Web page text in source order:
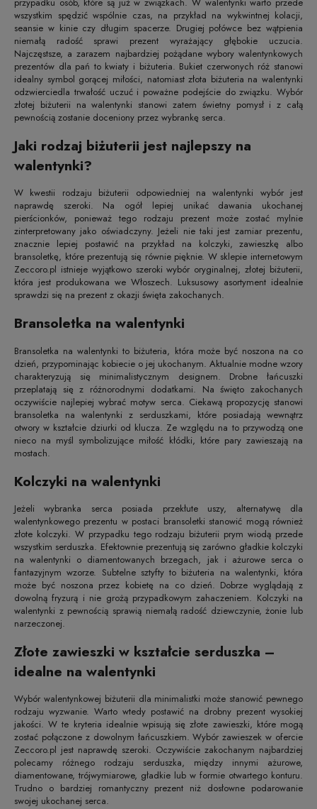
wszystkim spędzić wspólnie czas, na przykład na wykwintnej kolacji,
seansie w kinie czy długim spacerze. Drugiej połówce bez wątpienia
niemałą radość sprawi prezent wyrażający głębokie uczucia.
Najczęstsze, a zarazem najbardziej pożądane wybory walentynkowych
prezentów dla pań to kwiaty i biżuteria. Bukiet czerwonych róż stanowi
idealny symbol gorącej miłości, natomiast złota biżuteria na walentynki
odzwierciedla trwałość uczuć i poważne podejście do związku. Wybór
złotej biżuterii na walentynki stanowi zatem świetny pomysł i z całą
pewnością zostanie doceniony przez wybrankę serca.
Jaki rodzaj biżuterii jest najlepszy na
walentynki?
W kwestii rodzaju biżuterii odpowiedniej na walentynki wybór jest
naprawdę szeroki. Na ogół lepiej unikać dawania ukochanej
pierścionków, ponieważ tego rodzaju prezent może zostać mylnie
zinterpretowany jako oświadczyny. Jeżeli nie taki jest zamiar prezentu,
znacznie lepiej postawić na przykład na kolczyki, zawieszkę albo
bransoletkę, które prezentują się równie pięknie. W sklepie internetowym
Zeccoro.pl istnieje wyjątkowo szeroki wybór oryginalnej, złotej biżuterii,
która jest produkowana we Włoszech. Luksusowy asortyment idealnie
sprawdzi się na prezent z okazji święta zakochanych.
Bransoletka na walentynki
Bransoletka na walentynki to biżuteria, która może być noszona na co
dzień, przypominając kobiecie o jej ukochanym. Aktualnie modne wzory
charakteryzują się minimalistycznym designem. Drobne łańcuszki
przeplatają się z różnorodnymi dodatkami. Na święto zakochanych
oczywiście najlepiej wybrać motyw serca. Ciekawą propozycję stanowi
bransoletka na walentynki z serduszkami, które posiadają wewnątrz
otwory w kształcie dziurki od klucza. Ze względu na to przywodzą one
nieco na myśl symbolizujące miłość kłódki, które pary zawieszają na
mostach.
Kolczyki na walentynki
Jeżeli wybranka serca posiada przekłute uszy, alternatywę dla
walentynkowego prezentu w postaci bransoletki stanowić mogą również
złote kolczyki. W przypadku tego rodzaju biżuterii prym wiodą przede
wszystkim serduszka. Efektownie prezentują się zarówno gładkie kolczyki
na walentynki o diamentowanych brzegach, jak i ażurowe serca o
fantazyjnym wzorze. Subtelne sztyfty to biżuteria na walentynki, która
może być noszona przez kobietę na co dzień. Dobrze wyglądają z
dowolną fryzurą i nie grożą przypadkowym zahaczeniem. Kolczyki na
walentynki z pewnością sprawią niemałą radość dziewczynie, żonie lub
narzeczonej.
Złote zawieszki w kształcie serduszka –
idealne na walentynki
Wybór walentynkowej biżuterii dla minimalistki może stanowić pewnego
rodzaju wyzwanie. Warto wtedy postawić na drobny prezent wysokiej
jakości. W te kryteria idealnie wpisują się złote zawieszki, które mogą
zostać połączone z dowolnym łańcuszkiem. Wybór zawieszek w ofercie
Zeccoro.pl jest naprawdę szeroki. Oczywiście zakochanym najbardziej
polecamy różnego rodzaju serduszka, między innymi ażurowe,
diamentowane, trójwymiarowe, gładkie lub w formie otwartego konturu.
Trudno o bardziej romantyczny prezent niż dosłowne podarowanie
swojej ukochanej serca.